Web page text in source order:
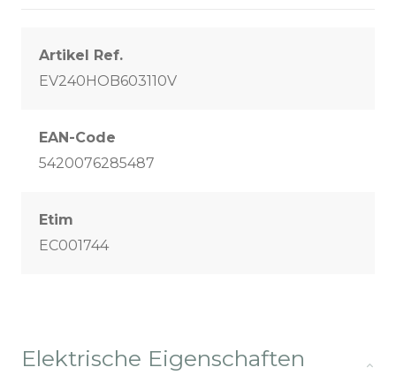
Artikel Ref.
EV240HOB603110V
EAN-Code
5420076285487
Etim
EC001744
Elektrische Eigenschaften